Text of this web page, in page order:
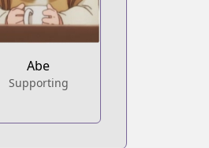
Abe
Supporting